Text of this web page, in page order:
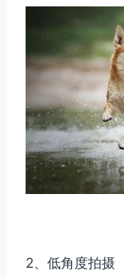
2、低角度拍摄